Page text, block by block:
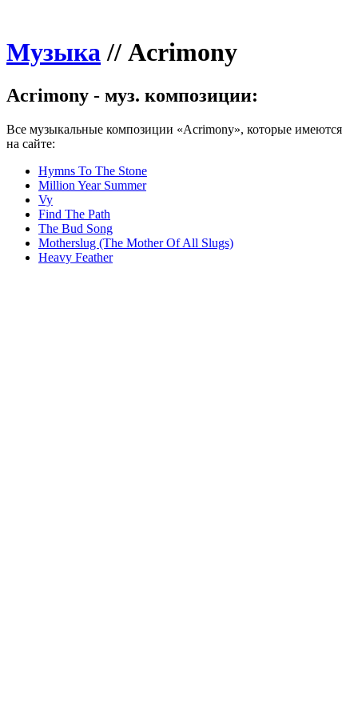
Музыка// Acrimony
Acrimony - муз. композиции:
Все музыкальные композиции «Acrimony», которые имеются
на сайте:
Hymns To The Stone
Million Year Summer
Vy
Find The Path
The Bud Song
Motherslug (The Mother Of All Slugs)
Heavy Feather